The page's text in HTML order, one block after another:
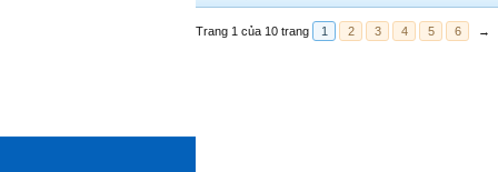
Trang 1 của 10 trang 1 2 3 4 5 6 →